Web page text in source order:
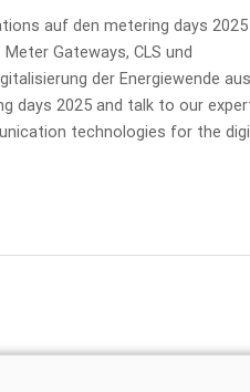
auf den metering days
Gateways, CLS und
der Energiewende
days 2025 and talk to our
technologies for the